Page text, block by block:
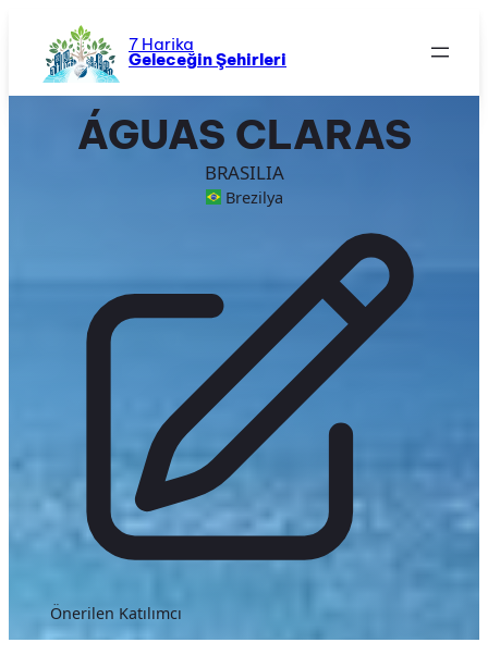
7 Harika
Geleceğin Şehirleri
ÁGUAS CLARAS
BRASILIA
Brezilya
Önerilen Katılımcı